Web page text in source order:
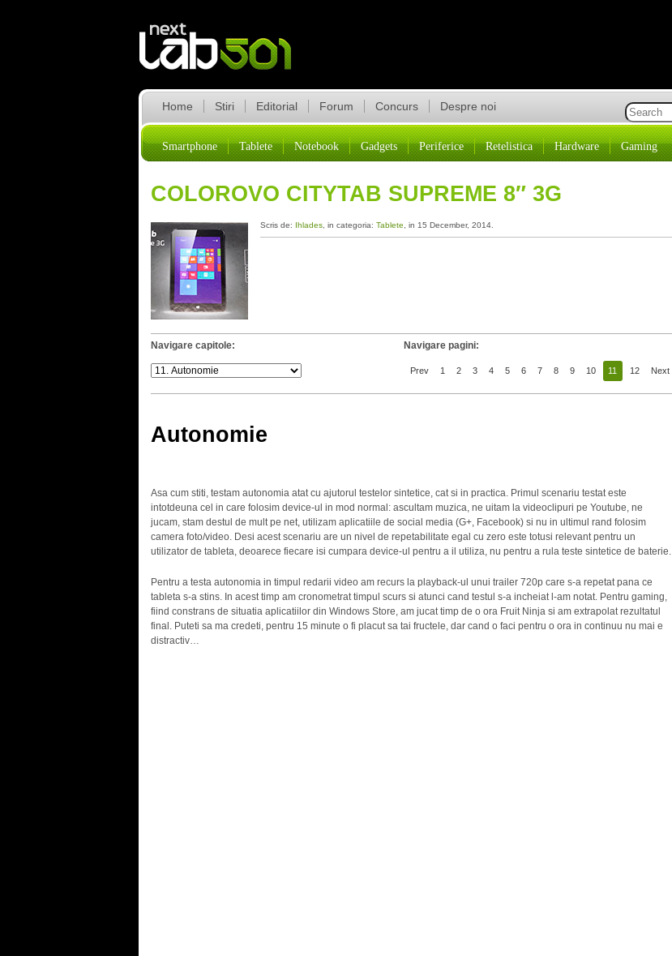
Home Stiri Editorial Forum Concurs Despre noi
Smartphone Tablete Notebook Gadgets Periferice Retelistica Hardware Gaming
COLOROVO CITYTAB SUPREME 8″ 3G
Scris de: Ihlades , in categoria: Tablete , in 15 December, 2014.
Navigare capitole: Navigare pagini:
Prev 1 2 3 4 5 6 7 8 9 10 11 12 Next
Autonomie
Asa cum stiti, testam autonomia atat cu ajutorul testelor sintetice, cat si in practica. Primul scenariu testat este
intotdeuna cel in care folosim device-ul in mod normal: ascultam muzica, ne uitam la videoclipuri pe Youtube, ne
jucam, stam destul de mult pe net, utilizam aplicatiile de social media (G+, Facebook) si nu in ultimul rand folosim
camera foto/video. Desi acest scenariu are un nivel de repetabilitate egal cu zero este totusi relevant pentru un
utilizator de tableta, deoarece fiecare isi cumpara device-ul pentru a il utiliza, nu pentru a rula teste sintetice de baterie.
Pentru a testa autonomia in timpul redarii video am recurs la playback-ul unui trailer 720p care s-a repetat pana ce
tableta s-a stins. In acest timp am cronometrat timpul scurs si atunci cand testul s-a incheiat l-am notat. Pentru gaming,
fiind constrans de situatia aplicatiilor din Windows Store, am jucat timp de o ora Fruit Ninja si am extrapolat rezultatul
final. Puteti sa ma credeti, pentru 15 minute o fi placut sa tai fructele, dar cand o faci pentru o ora in continuu nu mai e
distractiv…